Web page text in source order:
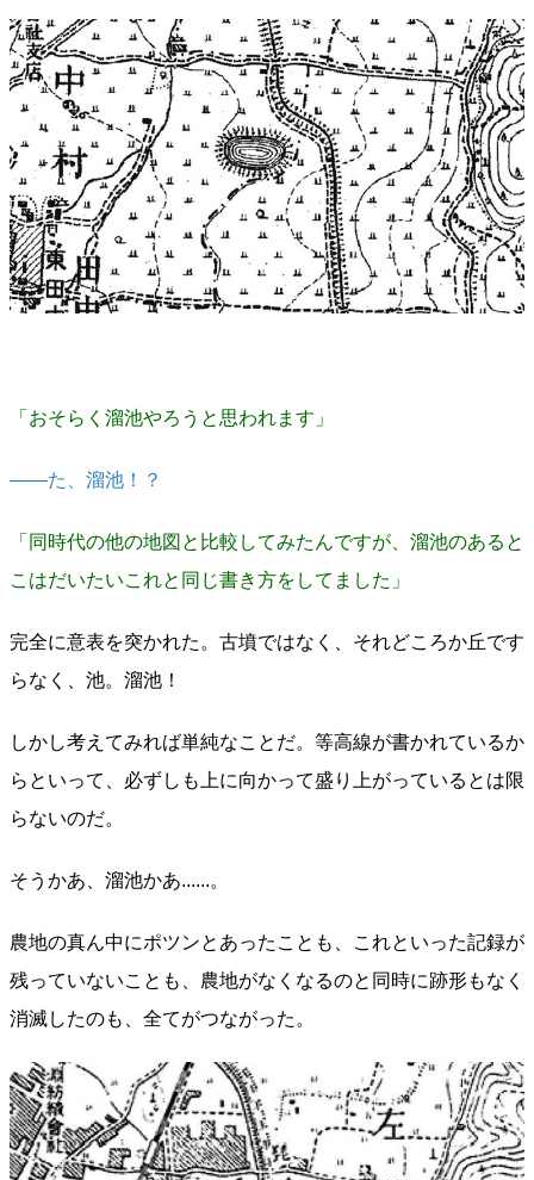
「おそらく溜池やろうと思われます」
――た、溜池！？
「同時代の他の地図と比較してみたんですが、溜池のあると
こはだいたいこれと同じ書き方をしてました」
完全に意表を突かれた。古墳ではなく、それどころか丘です
らなく、池。溜池！
しかし考えてみれば単純なことだ。等高線が書かれているか
らといって、必ずしも上に向かって盛り上がっているとは限
らないのだ。
そうかあ、溜池かあ......。
農地の真ん中にポツンとあったことも、これといった記録が
残っていないことも、農地がなくなるのと同時に跡形もなく
消滅したのも、全てがつながった。